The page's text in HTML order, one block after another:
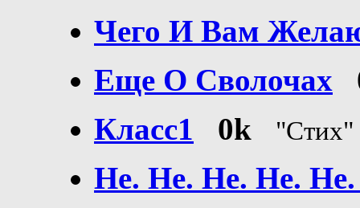
Чего И Вам
Еще О Сволочах
Класс1
0k
Не. Не. Не. Не.